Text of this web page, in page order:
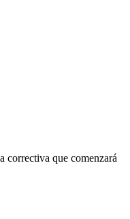
correctiva que comenzará